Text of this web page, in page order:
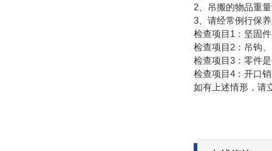
2、吊搬的物品重
3、请经常例行保
检查项目1：坚固
检查项目2：吊钩
检查项目3：零件
检查项目4：开口
如有上述情形，请